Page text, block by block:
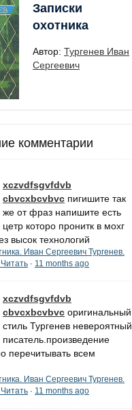
Записки
охотника
Автор: Тургенев Иван
Сергеевич
комментарии
xczvdfsgvfdvb
cbvcxbcvbvc пигишите так
же от фраз напишите есть
цетр которо пронитк в мохг
высок технологий
Иван Сергеевич Тургенев.
· 11 months ago
xczvdfsgvfdvb
cbvcxbcvbvc оригинальный
стиль Тургенев невероятный
писатель.произведение
перечитывать всем
Иван Сергеевич Тургенев.
· 11 months ago